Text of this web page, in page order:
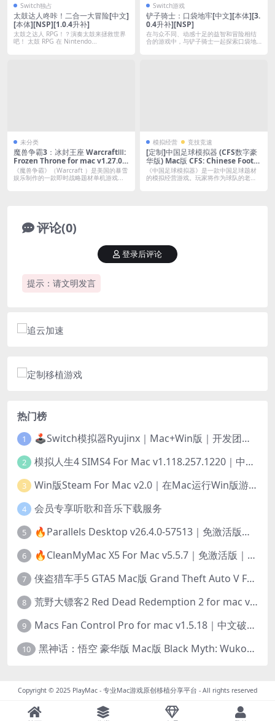
Switch独占
太鼓达人咚咔！二合一大冒险[中文]
[本体][NSP][1.0.4升补]
太鼓之达人 RPG！？演奏太鼓来拯救世界
吧！ 太鼓 RPG 在 Nintendo...
Switch游戏
铲子骑士：口袋地牢[中文][本体][3.
0.4升补][NSP]
在与众不同、动感十足的益智和冒险相结
合的游戏中，与铲子骑士一起探索口袋地
未分类
魔兽争霸3：冰封王座 WarcraftⅢ:
Frozen Throne for mac v1.27.0
中文版｜可联机支持M芯片｜解除8
M地图限制
《魔兽争霸》（Warcraft ）是美国的暴雪
娱乐制作的一款即时战略题材单机游戏...
模拟经营 竞技竞速
[定制]中国足球模拟器 (CFS数字豪
华版) Mac版 CFS: Chinese Footb
all Simulator For Mac v5.50｜中
文移植版｜集成真实球员大补MOD
《中国足球模拟器》是一款中国足球题材
的模拟经营游戏。玩家将作为球队的老
评论(0)
提示：请文明发言
登录后评论
热门榜
1 🕹️Switch模拟器Ryujinx｜Mac+Win版｜开发团队已解散此乃最后的绝唱版本
2 模拟人生4 SIMS4 For Mac v1.118.257.1220｜中文原生版｜无限金币｜全100DLC
3 Win版Steam For Mac v2.0｜在Mac运行Win版游戏！｜升级GPTK4.0支持！
4 会员专享听歌和音乐下载服务
5 🔥Parallels Desktop v26.4.0-57513｜免激活版｜在Mac上安装Windows/Linux等系统[赠Windows激活]
6 🔥CleanMyMac X5 For Mac v5.5.7｜免激活版｜macOS系统优化/清理神器
7 侠盗猎车手5 GTA5 Mac版 Grand Theft Auto V For Mac｜中文破解版
8 荒野大镖客2 Red Dead Redemption 2 for mac v1436.28｜中文移植版｜最好玩的开放世界游戏
9 Macs Fan Control Pro for mac v1.5.18｜中文破解版｜风扇监控与控制工具
10 黑神话：悟空 豪华版 Mac版 Black Myth: Wukong For Mac v1.0.21.23831｜国语中文移植版｜仅限终身VIP交流学习｜含Mac+Win版
Copyright © 2025 PlayMac - 专业Mac游戏原创移植分享平台 - All rights reserved